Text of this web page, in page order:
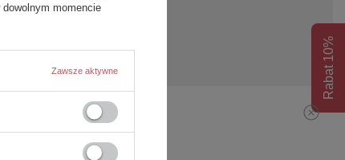
Rabat 10%
momencie
Zawsze aktywne